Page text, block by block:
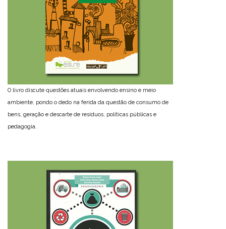
O livro discute questões atuais envolvendo ensino e meio
ambiente, pondo o dedo na ferida da questão de consumo de
bens, geração e descarte de resíduos, políticas públicas e
pedagogia.